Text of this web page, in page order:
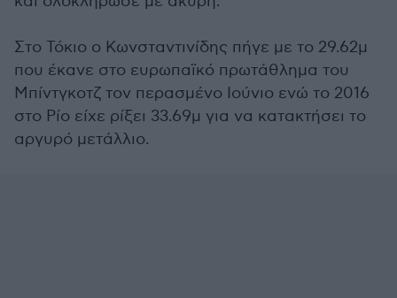
Στο Τόκιο ο Κωνσταντινίδης πήγε με το 29.62μ
που έκανε στο ευρωπαϊκό πρωτάθλημα του
Μπίντγκοτζ τον περασμένο Ιούνιο ενώ το 2016
στο Ρίο είχε ρίξει 33.69μ για να κατακτήσει το
αργυρό μετάλλιο.